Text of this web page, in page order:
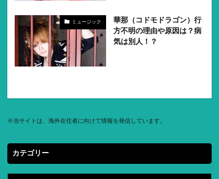
ミュージック
華那（コドモドラゴン）行
方不明の理由や原因は？病
気は別人！？
※当サイトは、海外在住者に向けて情報を発信しています。
カテゴリー